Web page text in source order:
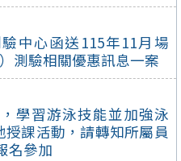
中心函送115年11月場
測驗相關優惠訊息一案
學習游泳技能並加強泳
課活動，請轉知所屬員
名參加